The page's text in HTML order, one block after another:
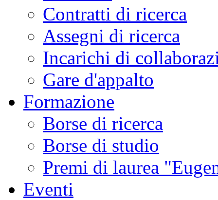
Contratti di ricerca
Assegni di ricerca
Incarichi di
Gare d'appalto
Formazione
Borse di ricerca
Borse di studio
Premi di laurea
Eventi